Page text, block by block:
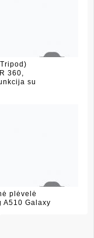
360,
su
plėvelė
A510 Galaxy